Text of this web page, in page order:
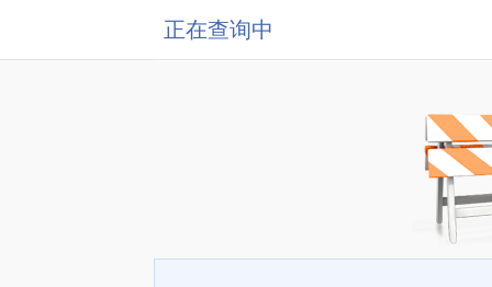
正在查询中